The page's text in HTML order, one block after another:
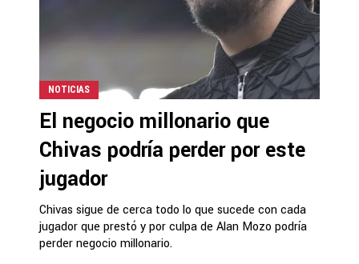
NOTICIAS
El negocio millonario que
Chivas podría perder por este
jugador
Chivas sigue de cerca todo lo que sucede con cada
jugador que prestó y por culpa de Alan Mozo podría
perder negocio millonario.